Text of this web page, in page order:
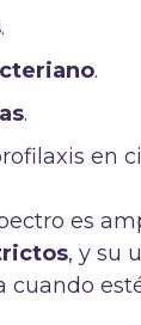
.
.
.
en
es
, y su
cuando